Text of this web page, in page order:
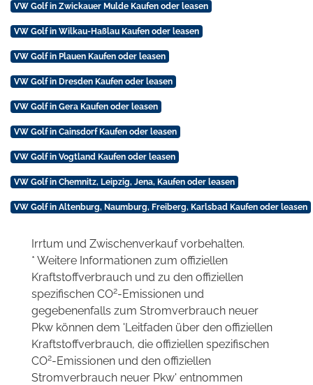
VW Golf in Zwickauer Mulde Kaufen oder leasen
VW Golf in Wilkau-Haßlau Kaufen oder leasen
VW Golf in Plauen Kaufen oder leasen
VW Golf in Dresden Kaufen oder leasen
VW Golf in Gera Kaufen oder leasen
VW Golf in Cainsdorf Kaufen oder leasen
VW Golf in Vogtland Kaufen oder leasen
VW Golf in Chemnitz, Leipzig, Jena, Kaufen oder leasen
VW Golf in Altenburg, Naumburg, Freiberg, Karlsbad Kaufen oder leasen
Irrtum und Zwischenverkauf vorbehalten.
* Weitere Informationen zum offiziellen
Kraftstoffverbrauch und zu den offiziellen
spezifischen CO2-Emissionen und
gegebenenfalls zum Stromverbrauch neuer
Pkw können dem 'Leitfaden über den offiziellen
Kraftstoffverbrauch, die offiziellen spezifischen
CO2-Emissionen und den offiziellen
Stromverbrauch neuer Pkw' entnommen